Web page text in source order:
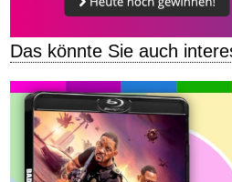
Das könnte Sie auch